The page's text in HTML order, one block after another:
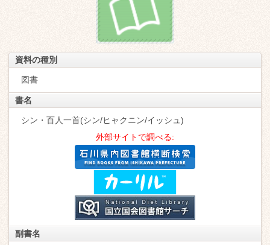
資料の種別
図書
書名
シン・百人一首(シン/ヒャクニン/イッシュ)
外部サイトで調べる:
副書名